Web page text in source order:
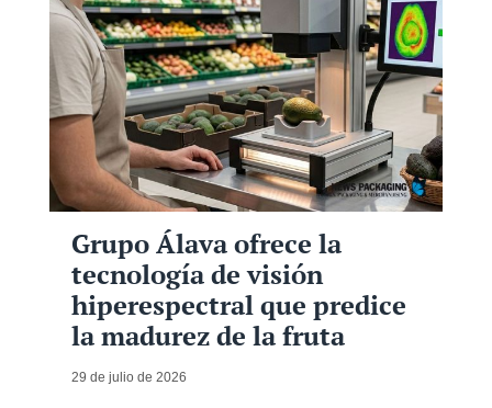
Grupo Álava ofrece la
tecnología de visión
hiperespectral que predice
la madurez de la fruta
29 de julio de 2026